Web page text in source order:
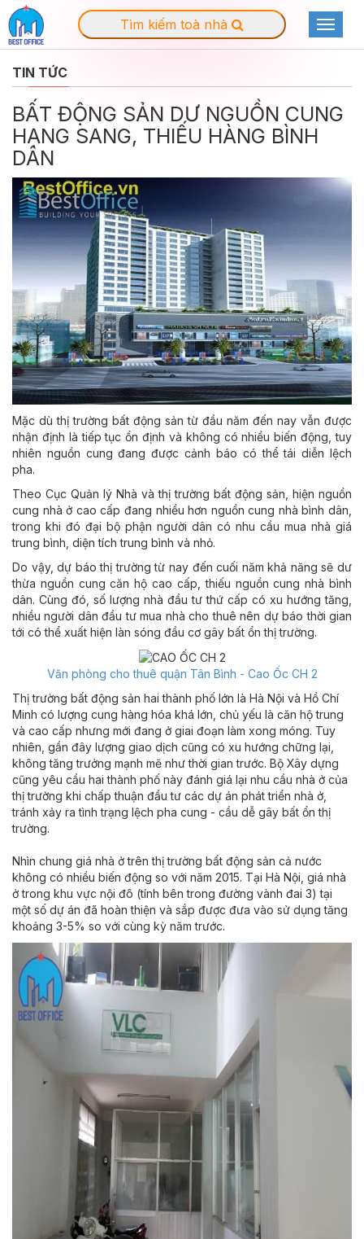
Tìm kiếm toà nhà
Toggle
TIN TỨC
BẤT ĐỘNG SẢN DƯ NGUỒN CUNG
HẠNG SANG, THIẾU HÀNG BÌNH
DÂN
Mặc dù thị trường bất động sản từ đầu năm đến nay vẫn được
nhận định là tiếp tục ổn định và không có nhiều biến động, tuy
nhiên nguồn cung đang được cảnh báo có thể tái diễn lệch
pha.
Theo Cục Quản lý Nhà và thị trường bất động sản, hiện nguồn
cung nhà ở cao cấp đang nhiều hơn nguồn cung nhà bình dân,
trong khi đó đại bộ phận người dân có nhu cầu mua nhà giá
trung bình, diện tích trung bình và nhỏ.
Do vậy, dự báo thị trường từ nay đến cuối năm khả năng sẽ dư
thừa nguồn cung căn hộ cao cấp, thiếu nguồn cung nhà bình
dân. Cùng đó, số lượng nhà đầu tư thứ cấp có xu hướng tăng,
nhiều người dân đầu tư mua nhà cho thuê nên dự báo thời gian
tới có thể xuất hiện làn sóng đầu cơ gây bất ổn thị trường.
Văn phòng cho thuê quận Tân Bình - Cao Ốc CH 2
Thị trường bất động sản hai thành phố lớn là Hà Nội và Hồ Chí
Minh có lượng cung hàng hóa khá lớn, chủ yếu là căn hộ trung
và cao cấp nhưng mới đang ở giai đoạn làm xong móng. Tuy
nhiên, gần đây lượng giao dịch cũng có xu hướng chững lại,
không tăng trưởng mạnh mẽ như thời gian trước. Bộ Xây dựng
cũng yêu cầu hai thành phố này đánh giá lại nhu cầu nhà ở của
thị trường khi chấp thuận đầu tư các dự án phát triển nhà ở,
tránh xảy ra tình trạng lệch pha cung - cầu dễ gây bất ổn thị
trường.
Nhìn chung giá nhà ở trên thị trường bất động sản cả nước
không có nhiều biến động so với năm 2015. Tại Hà Nội, giá nhà
ở trong khu vực nội đô (tính bên trong đường vành đai 3) tại
một số dự án đã hoàn thiện và sắp được đưa vào sử dụng tăng
khoảng 3-5% so với cùng kỳ năm trước.